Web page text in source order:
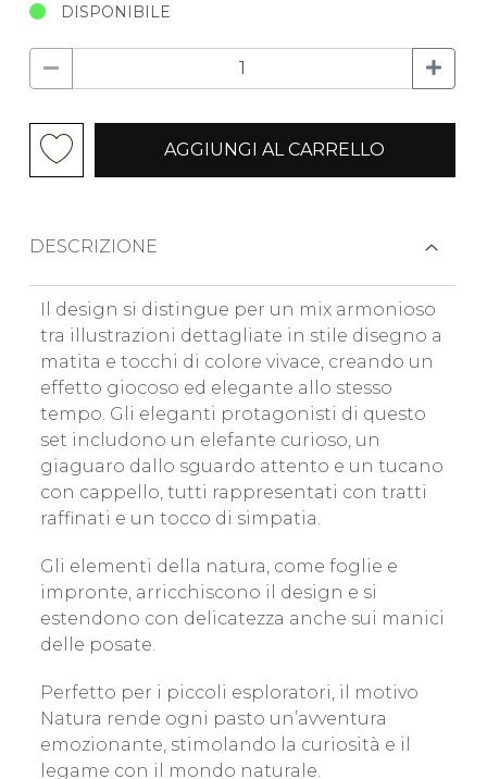
DISPONIBILE
AGGIUNGI AL CARRELLO
DESCRIZIONE
Il design si distingue per un mix armonioso
tra illustrazioni dettagliate in stile disegno a
matita e tocchi di colore vivace, creando un
effetto giocoso ed elegante allo stesso
tempo. Gli eleganti protagonisti di questo
set includono un elefante curioso, un
giaguaro dallo sguardo attento e un tucano
con cappello, tutti rappresentati con tratti
raffinati e un tocco di simpatia.
Gli elementi della natura, come foglie e
impronte, arricchiscono il design e si
estendono con delicatezza anche sui manici
delle posate.
Perfetto per i piccoli esploratori, il motivo
Natura rende ogni pasto un’avventura
emozionante, stimolando la curiosità e il
legame con il mondo naturale.